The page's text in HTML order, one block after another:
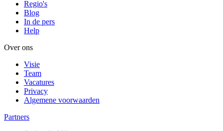
Regio's
Blog
In de pers
Help
Over ons
Visie
Team
Vacatures
Privacy
Algemene voorwaarden
Partners